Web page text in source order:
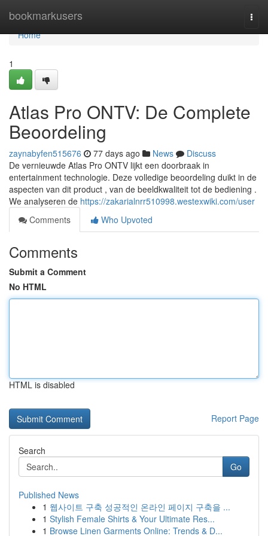
bookmarkusers
Home
Home
1
Atlas Pro ONTV: De Complete
Beoordeling
zaynabyfen515676 77 days ago News
Discuss
De vernieuwde Atlas Pro ONTV lijkt een doorbraak in
entertainment technologie. Deze volledige beoordeling duikt in de
aspecten van dit product , van de beeldkwaliteit tot de bediening .
We analyseren de https://zakarialnrr510998.westexwiki.com/user
Comments
Who Upvoted
Comments
Submit a Comment
No HTML
HTML is disabled
Report Page
Search
Go
Published News
1 웹사이트 구축 성공적인 온라인 페이지 구축을 ...
1 Stylish Female Shirts & Your Ultimate Res...
1 Browse Linen Garments Online: Trends & D...